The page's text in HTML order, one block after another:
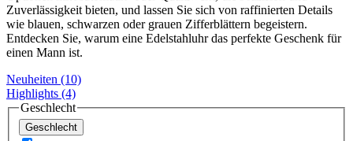
Zuverlässigkeit bieten, und lassen Sie sich von raffinierten Details
wie blauen, schwarzen oder grauen Zifferblättern begeistern.
Entdecken Sie, warum eine Edelstahluhr das perfekte Geschenk für
einen Mann ist.
Neuheiten (10)
Highlights (4)
Geschlecht
Geschlecht